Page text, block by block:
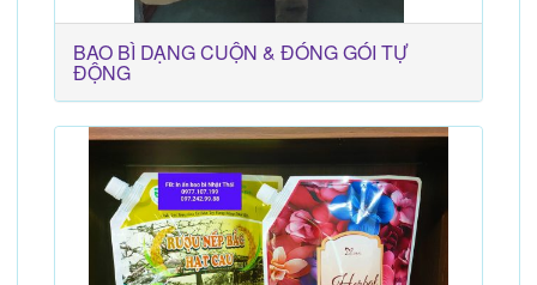
BAO BÌ DẠNG CUỘN & ĐÓNG GÓI TỰ
ĐỘNG